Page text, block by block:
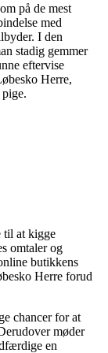
på de mest
med
I den
stadig gemmer
eftervise
Herre,
til at kigge
omtaler og
butikkens
Herre forud
chancer for at
møder
en